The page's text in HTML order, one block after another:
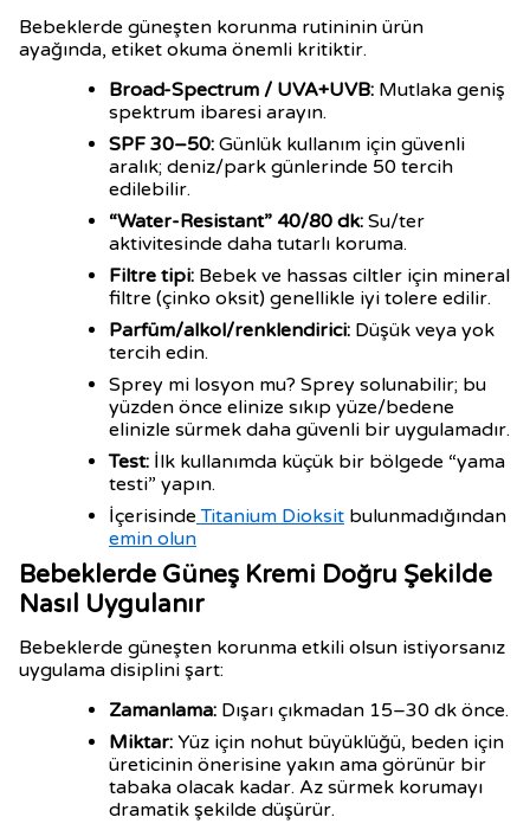
Bebeklerde güneşten korunma rutininin ürün
ayağında, etiket okuma önemli kritiktir.
Broad-Spectrum / UVA+UVB: Mutlaka geniş
spektrum ibaresi arayın.
SPF 30–50: Günlük kullanım için güvenli
aralık; deniz/park günlerinde 50 tercih
edilebilir.
“Water-Resistant” 40/80 dk: Su/ter
aktivitesinde daha tutarlı koruma.
Filtre tipi: Bebek ve hassas ciltler için mineral
filtre (çinko oksit) genellikle iyi tolere edilir.
Parfüm/alkol/renklendirici: Düşük veya yok
tercih edin.
Sprey mi losyon mu? Sprey solunabilir; bu
yüzden önce elinize sıkıp yüze/bedene
elinizle sürmek daha güvenli bir uygulamadır.
Test: İlk kullanımda küçük bir bölgede “yama
testi” yapın.
İçerisinde Titanium Dioksit bulunmadığından
emin olun
Bebeklerde Güneş Kremi Doğru Şekilde
Nasıl Uygulanır
Bebeklerde güneşten korunma etkili olsun istiyorsanız
uygulama disiplini şart:
Zamanlama: Dışarı çıkmadan 15–30 dk önce.
Miktar: Yüz için nohut büyüklüğü, beden için
üreticinin önerisine yakın ama görünür bir
tabaka olacak kadar. Az sürmek korumayı
dramatik şekilde düşürür.